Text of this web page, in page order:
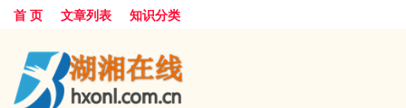
首 页 文章列表 知识分类